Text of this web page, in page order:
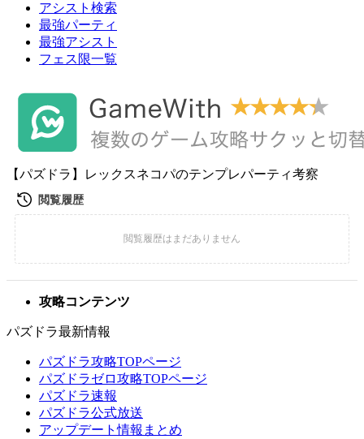
アシスト検索
最強パーティ
最強アシスト
フェス限一覧
【パズドラ】レックスネコパのテンプレパーティ考察
攻略コンテンツ
パズドラ最新情報
パズドラ攻略TOPページ
パズドラゼロ攻略TOPページ
パズドラ速報
パズドラ公式放送
アップデート情報まとめ